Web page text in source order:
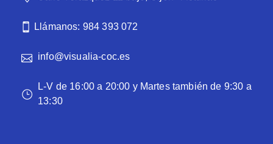
Llámanos: 984 393 072
info@visualia-coc.es
L-V de 16:00 a 20:00 y Martes también de 9:30 a
13:30